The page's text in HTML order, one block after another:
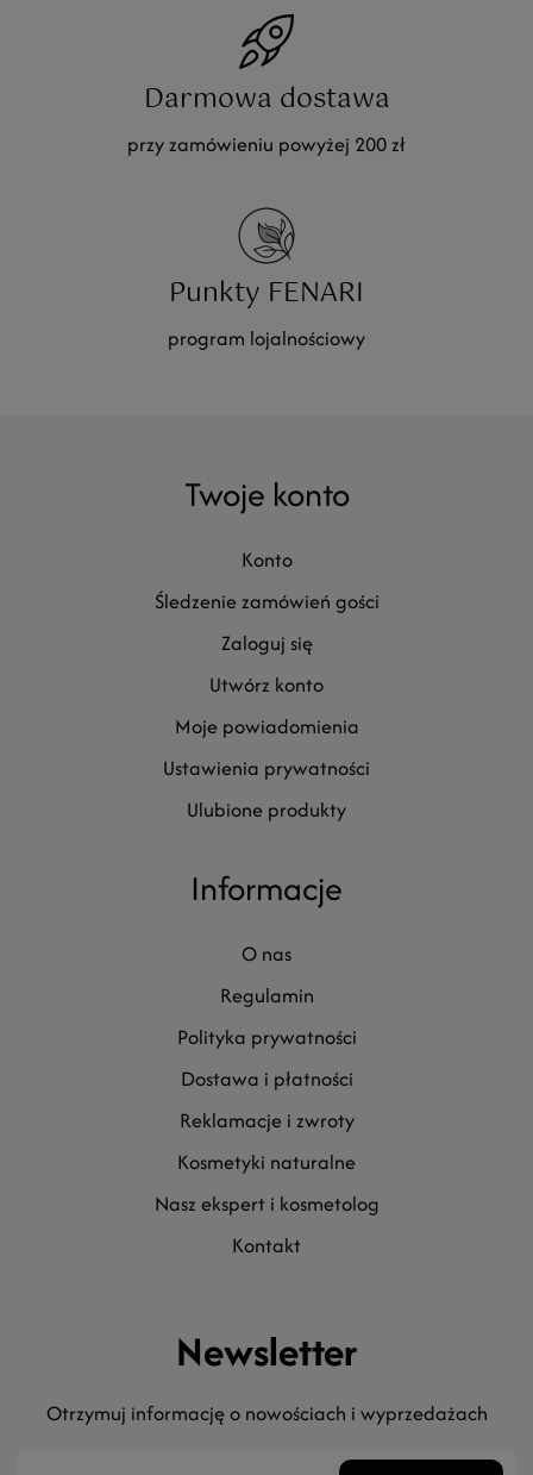
Darmowa dostawa
przy zamówieniu powyżej 200 zł
Punkty FENARI
program lojalnościowy
Informacje
o nas
regulamin
polityka prywatności
dostawa i płatności
reklamacje i zwroty
kosmetyki naturalne
nasz ekspert i kosmetolog
kontakt
Newsletter
Otrzymuj informację o nowościach i wyprzedażach
Twoje konto
konto
śledzenie zamówień gości
zaloguj się
utwórz konto
moje powiadomienia
ustawienia prywatności
ulubione produkty